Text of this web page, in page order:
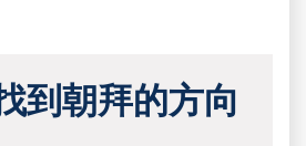
到朝拜的方向